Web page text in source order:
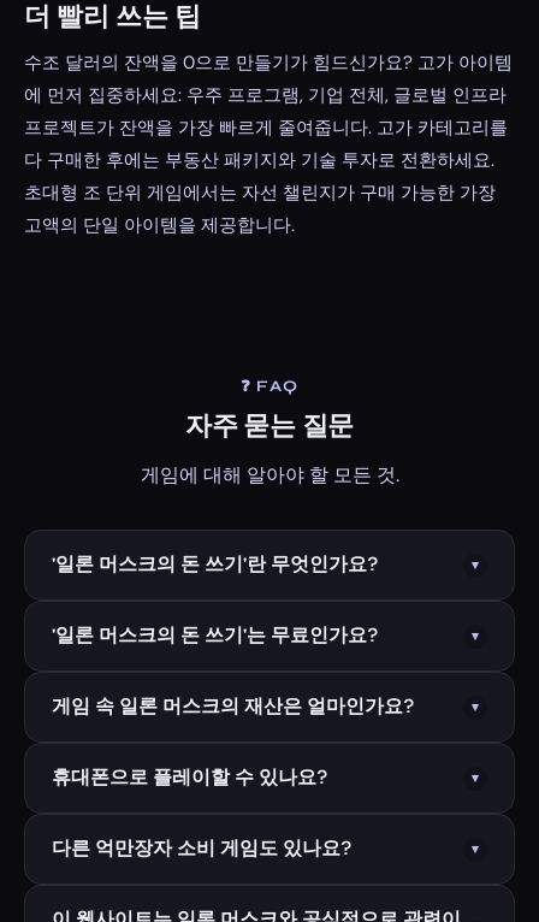
더 빨리 쓰는 팁
수조 달러의 잔액을 0으로 만들기가 힘드신가요? 고가 아이템
에 먼저 집중하세요: 우주 프로그램, 기업 전체, 글로벌 인프라
프로젝트가 잔액을 가장 빠르게 줄여줍니다. 고가 카테고리를
다 구매한 후에는 부동산 패키지와 기술 투자로 전환하세요.
초대형 조 단위 게임에서는 자선 챌린지가 구매 가능한 가장
고액의 단일 아이템을 제공합니다.
❓ FAQ
자주 묻는 질문
게임에 대해 알아야 할 모든 것.
'일론 머스크의 돈 쓰기'란 무엇인가요? ▾
일론 머스크의 돈 쓰기는 로켓, 전기차, 부동산, 기업, 자
선 활동 등 수백 가지 아이템에 일론 머스크의 수천억
달러(약 4,260억 달러) 재산을 써보는 무료 온라인 브
'일론 머스크의 돈 쓰기'는 무료인가요? ▾
네 — 100% 무료, 언제나. SpendMoneyElonMusk.com
의 모든 게임은 회원가입, 다운로드, 숨겨진 비용 없이
브라우저에서 바로 즐길 수 있습니다.
게임 속 일론 머스크의 재산은 얼마인가요? ▾
게임은 일론 머스크의 추정 순자산 약 4,260억 달러를
기반으로 합니다. 이 수치는 주요 금융 매체의 실제 자
산 추정치를 반영해 주기적으로 업데이트됩니다.
휴대폰으로 플레이할 수 있나요? ▾
물론입니다. 모든 게임은 완전 반응형으로 스마트폰, 태
블릿, 데스크톱에 맞게 설계되었습니다. 레이아웃, 버튼,
게임플레이가 모든 화면 크기에 자동으로 적응합니다.
다른 억만장자 소비 게임도 있나요? ▾